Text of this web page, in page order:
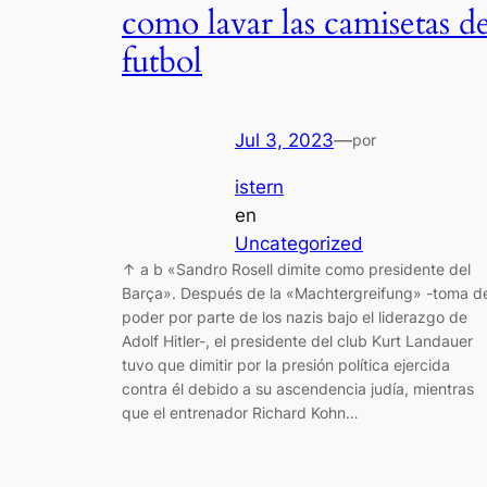
como lavar las camisetas
futbol
Jul 3, 2023—por
istern
en
Uncategorized
↑ a b «Sandro Rosell dimite como presidente del
Barça». Después de la «Machtergreifung» -toma
poder por parte de los nazis bajo el liderazgo de
Adolf Hitler-, el presidente del club Kurt Landauer
tuvo que dimitir por la presión política ejercida
contra él debido a su ascendencia judía, mientras
que el entrenador Richard Kohn…